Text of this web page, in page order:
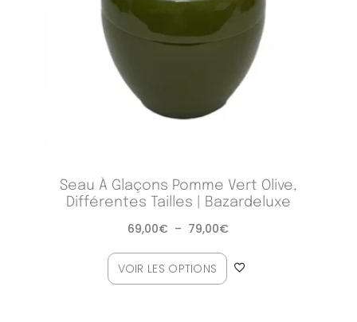
Seau À Glaçons Pomme Vert Olive,
Différentes Tailles | Bazardeluxe
69,00€ – 79,00€
VOIR LES OPTIONS